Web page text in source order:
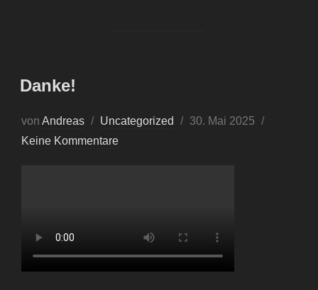
Danke!
von Andreas Uncategorized
30. Mai 2025
Keine Kommentare